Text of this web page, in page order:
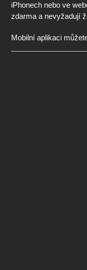
iPhonech nebo ve
zdarma a nevyžadují
Mobilní aplikaci